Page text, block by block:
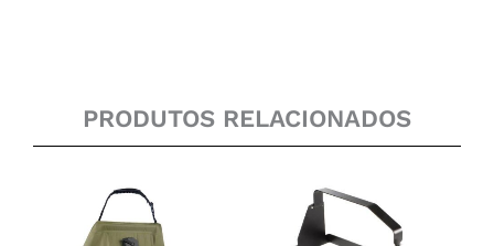
PRODUTOS RELACIONADOS